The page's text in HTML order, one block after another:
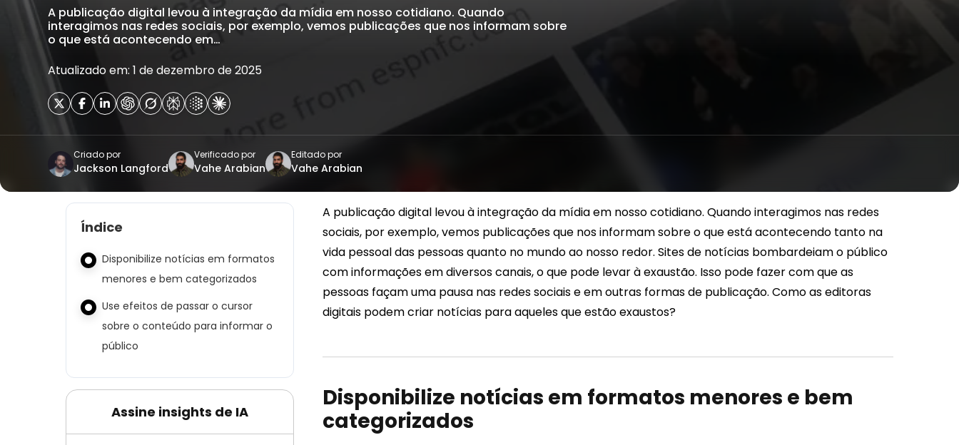
A publicação digital levou à integração da mídia em nosso cotidiano. Quando
interagimos nas redes sociais, por exemplo, vemos publicações que nos informam sobre
o que está acontecendo em…
Atualizado em: 1 de dezembro de 2025
Criado por
Jackson Langford
Verificado por
Vahe Arabian
Editado por
Vahe Arabian
Índice
Disponibilize notícias em formatos
menores e bem categorizados
Use efeitos de passar o cursor
sobre o conteúdo para informar o
público
Assine insights de IA
A publicação digital levou à integração da mídia em nosso cotidiano. Quando interagimos nas redes
sociais, por exemplo, vemos publicações que nos informam sobre o que está acontecendo tanto na
vida pessoal das pessoas quanto no mundo ao nosso redor. Sites de notícias bombardeiam o público
com informações em diversos canais, o que pode levar à exaustão. Isso pode fazer com que as
pessoas façam uma pausa nas redes sociais e em outras formas de publicação. Como as editoras
digitais podem criar notícias para aqueles que estão exaustos?
Disponibilize notícias em formatos menores e bem
categorizados